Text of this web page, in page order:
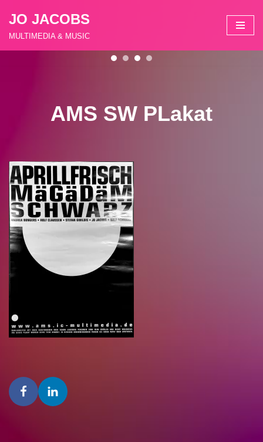
Zum
JO JACOBS
MULTIMEDIA & MUSIC
AMS SW PLakat